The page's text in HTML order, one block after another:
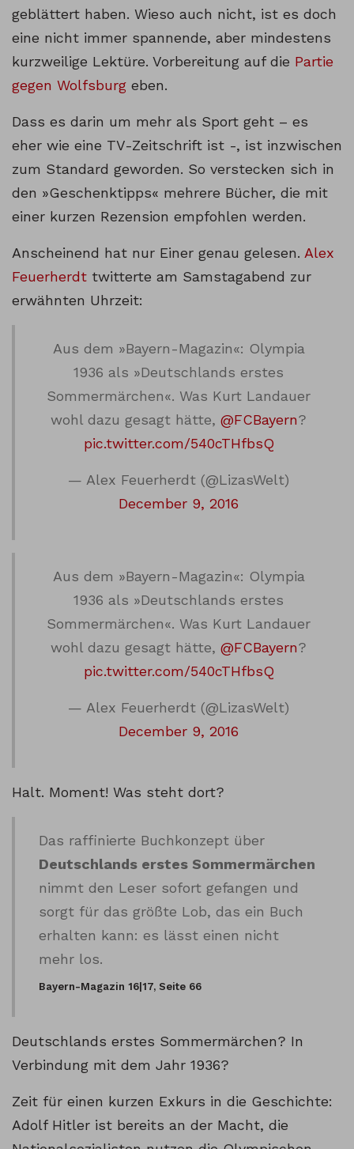
geblättert haben. Wieso auch nicht, ist es doch
eine nicht immer spannende, aber mindestens
kurzweilige Lektüre. Vorbereitung auf die Partie
gegen Wolfsburg eben.
Dass es darin um mehr als Sport geht – es
eher wie eine TV-Zeitschrift ist -, ist inzwischen
zum Standard geworden. So verstecken sich in
den »Geschenktipps« mehrere Bücher, die mit
einer kurzen Rezension empfohlen werden.
Anscheinend hat nur Einer genau gelesen. Alex
Feuerherdt twitterte am Samstagabend zur
erwähnten Uhrzeit:
Aus dem »Bayern-Magazin«: Olympia
1936 als »Deutschlands erstes
Sommermärchen«. Was Kurt Landauer
wohl dazu gesagt hätte, @FCBayern?
pic.twitter.com/540cTHfbsQ
— Alex Feuerherdt (@LizasWelt)
December 9, 2016
Aus dem »Bayern-Magazin«: Olympia
1936 als »Deutschlands erstes
Sommermärchen«. Was Kurt Landauer
wohl dazu gesagt hätte, @FCBayern?
pic.twitter.com/540cTHfbsQ
— Alex Feuerherdt (@LizasWelt)
December 9, 2016
Halt. Moment! Was steht dort?
Das raffinierte Buchkonzept über
Deutschlands erstes Sommermärchen
nimmt den Leser sofort gefangen und
sorgt für das größte Lob, das ein Buch
erhalten kann: es lässt einen nicht
mehr los.
Bayern-Magazin 16|17, Seite 66
Deutschlands erstes Sommermärchen? In
Verbindung mit dem Jahr 1936?
Zeit für einen kurzen Exkurs in die Geschichte:
Adolf Hitler ist bereits an der Macht, die